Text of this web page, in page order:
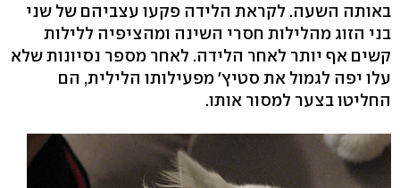
באותה השעה. לקראת הלידה פקעו עצביהם של שני
בני הזוג מהלילות חסרי השינה ומהציפיה ללילות
קשים אף יותר לאחר הלידה. לאחר מספר נסיונות שלא
עלו יפה לגמול את סטיץ' מפעילותו הלילית, הם
החליטו בצער למסור אותו.